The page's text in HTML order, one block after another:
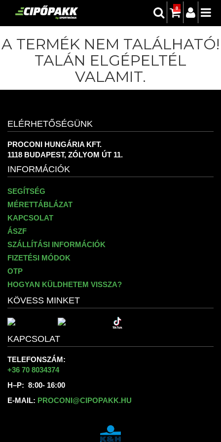
0
A TERMÉK NEM TALÁLHATÓ!
TALÁN ELGÉPELTÉL
VALAMIT.
ELÉRHETŐSÉGÜNK
PROCONI HUNGÁRIA KFT.
1118 BUDAPEST, ZÓLYOM ÚT 11.
INFORMÁCIÓK
SEGÍTSÉG
MÉRETTÁBLÁZAT
KAPCSOLAT
ÁSZF
SZÁLLÍTÁSI INFORMÁCIÓK
FIZETÉSI MÓDOK
OTP
HOGYAN KÜLDHETEM VISSZA?
KÖVESS MINKET
KAPCSOLAT
TELEFONSZÁM:
+36 70 8034374
H–P: 8:00- 16:00
E-MAIL: PROCONI@CIPOPAKK.HU